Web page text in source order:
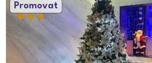
Promovat